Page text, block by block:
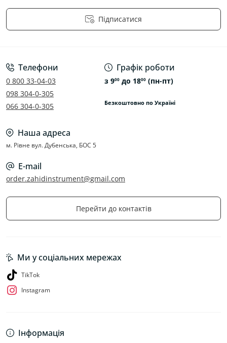
Підписатися
Телефони
0 800 33-04-03
098 304-0-305
066 304-0-305
Графік роботи
з 900до 1800(пн-пт)
Безкоштовно по Україні
Наша адреса
м. Рівне вул. Дубенська, БОС 5
E-mail
order.zahidinstrument@gmail.com
Перейти до контактів
Інформація
Ми у соціальних мережах
TikTok
Instagram